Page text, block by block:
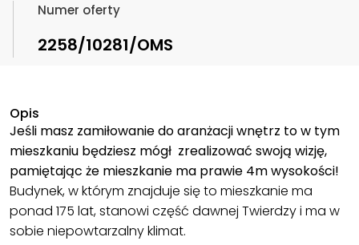
Numer oferty
2258/10281/OMS
Opis
Jeśli masz zamiłowanie do aranżacji wnętrz to w tym
mieszkaniu będziesz mógł zrealizować swoją wizję,
pamiętając że mieszkanie ma prawie 4m wysokości!
Budynek, w którym znajduje się to mieszkanie ma
ponad 175 lat, stanowi część dawnej Twierdzy i ma w
sobie niepowtarzalny klimat.